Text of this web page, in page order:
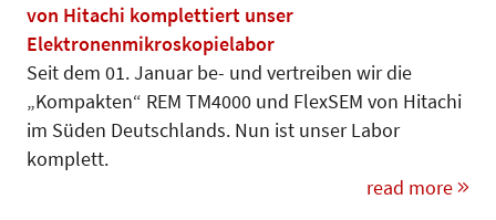
von Hitachi komplettiert unser
Elektronenmikroskopielabor
Seit dem 01. Januar be- und vertreiben wir die
„Kompakten“ REM TM4000 und FlexSEM von Hitachi
im Süden Deutschlands. Nun ist unser Labor
komplett.
read more